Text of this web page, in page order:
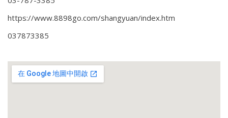
https://www.8898go.com/shangyuan/index.htm
037873385